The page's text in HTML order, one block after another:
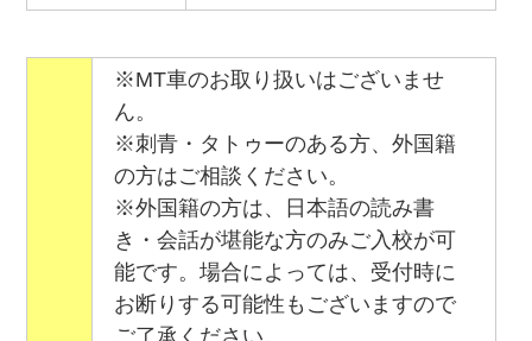
※MT車のお取り扱いはございませ
ん。
※刺青・タトゥーのある方、外国籍
の方はご相談ください。
※外国籍の方は、日本語の読み書
き・会話が堪能な方のみご入校が可
能です。場合によっては、受付時に
お断りする可能性もございますので